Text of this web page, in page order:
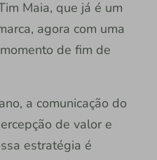
Maia, que já é um
agora com uma
de fim de
a comunicação do
de valor e
estratégia é